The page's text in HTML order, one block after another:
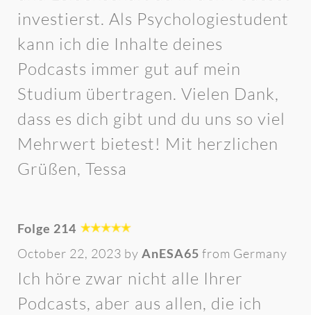
investierst. Als Psychologiestudent
kann ich die Inhalte deines
Podcasts immer gut auf mein
Studium übertragen. Vielen Dank,
dass es dich gibt und du uns so viel
Mehrwert bietest! Mit herzlichen
Grüßen, Tessa
Folge 214
October 22, 2023 by AnESA65 from Germany
Ich höre zwar nicht alle Ihrer
Podcasts, aber aus allen, die ich